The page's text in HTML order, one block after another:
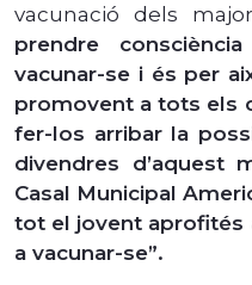
vacunació dels
prendre
vacunar-se i és per
promovent a tots els
fer-los arribar la
divendres d’aquest
Casal Municipal
tot el jovent aprofités
a vacunar-se”.